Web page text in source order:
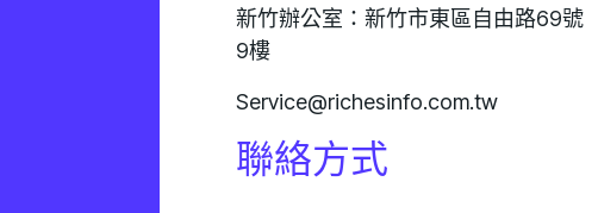
新竹辦公室：新竹市東區自由路69號
9樓
Service@richesinfo.com.tw
聯絡方式